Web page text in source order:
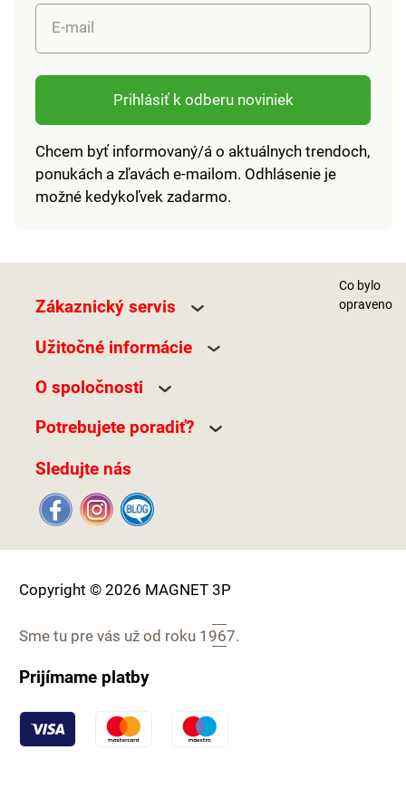
E-mail
Prihlásiť k odberu noviniek
Chcem byť informovaný/á o aktuálnych trendoch,
ponukách a zľavách e-mailom. Odhlásenie je
možné kedykoľvek zadarmo.
Zákaznický servis
Užitočné informácie
O spoločnosti
Potrebujete poradiť?
Sledujte nás
Co bylo
opraveno
Copyright © 2026 MAGNET 3P
Sme tu pre vás už od roku 1967.
Prijímame platby